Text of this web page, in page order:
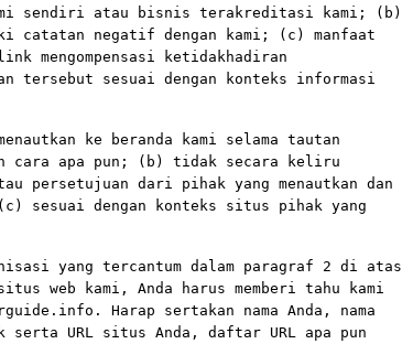
sendiri atau bisnis terakreditasi kami; (b)
catatan negatif dengan kami; (c) manfaat
mengompensasi ketidakhadiran
tersebut sesuai dengan konteks informasi
ke beranda kami selama tautan
cara apa pun; (b) tidak secara keliru
persetujuan dari pihak yang menautkan dan
sesuai dengan konteks situs pihak yang
yang tercantum dalam paragraf 2 di atas
web kami, Anda harus memberi tahu kami
Harap sertakan nama Anda, nama
URL situs Anda, daftar URL apa pun